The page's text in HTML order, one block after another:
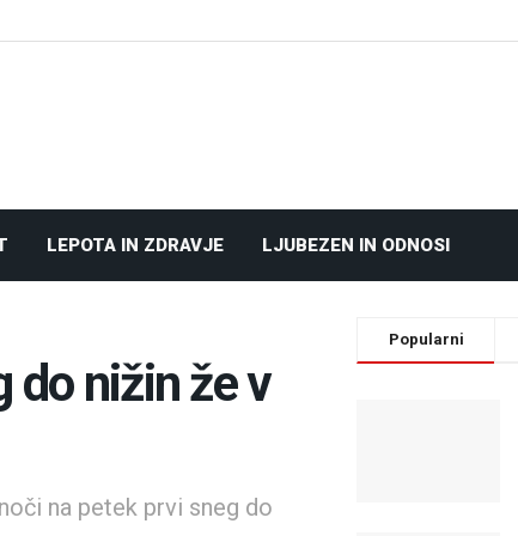
LEPOTA IN ZDRAVJE LJUBEZEN IN ODNOSI
do nižin že v
na petek prvi sneg do
Popularni